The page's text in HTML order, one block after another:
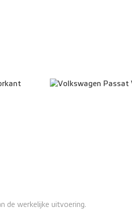
de werkelijke uitvoering.